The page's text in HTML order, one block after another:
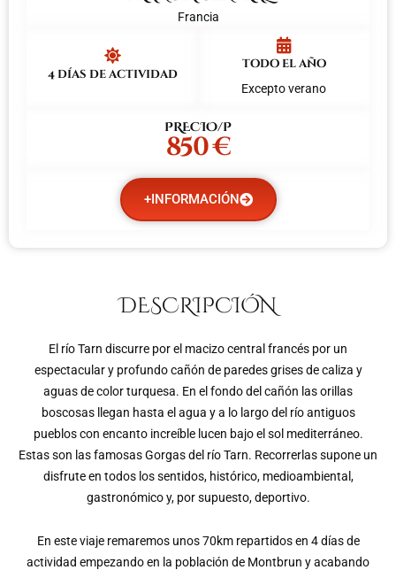
Francia
4 días de actividad
todo el año
Excepto verano
PRECIO/P
850 €
+INFORMACIÓN
DESCRIPCIÓN
El río Tarn discurre por el macizo central francés por un
espectacular y profundo cañón de paredes grises de caliza y
aguas de color turquesa. En el fondo del cañón las orillas
boscosas llegan hasta el agua y a lo largo del río antiguos
pueblos con encanto increíble lucen bajo el sol mediterráneo.
Estas son las famosas Gorgas del río Tarn. Recorrerlas supone un
disfrute en todos los sentidos, histórico, medioambiental,
gastronómico y, por supuesto, deportivo.
En este viaje remaremos unos 70km repartidos en 4 días de
actividad empezando en la población de Montbrun y acabando